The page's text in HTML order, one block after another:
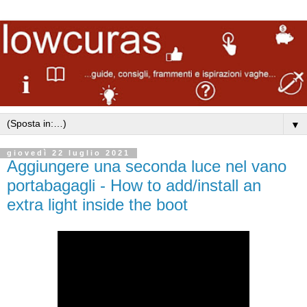
▼
giovedì 22 luglio 2021
Aggiungere una seconda luce nel vano
portabagagli - How to add/install an
extra light inside the boot